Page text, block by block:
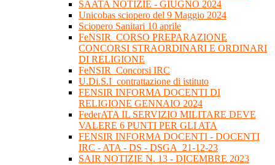
SAATA NOTIZIE - GIUGNO 2024
Unicobas sciopero del 9 Maggio 2024
Sciopero Sanitari 10 aprile
FeNSIR_CORSO PREPARAZIONE
CONCORSI STRAORDINARI E ORDINARI
DI RELIGIONE
FeNSIR_Concorsi IRC
U.Di.S.I_contrattazione di istituto
FENSIR INFORMA DOCENTI DI
RELIGIONE GENNAIO 2024
FederATA IL SERVIZIO MILITARE DEVE
VALERE 6 PUNTI PER GLI ATA
FENSIR INFORMA DOCENTI - DOCENTI
IRC - ATA - DS - DSGA_21-12-23
SAIR NOTIZIE N. 13 - DICEMBRE 2023